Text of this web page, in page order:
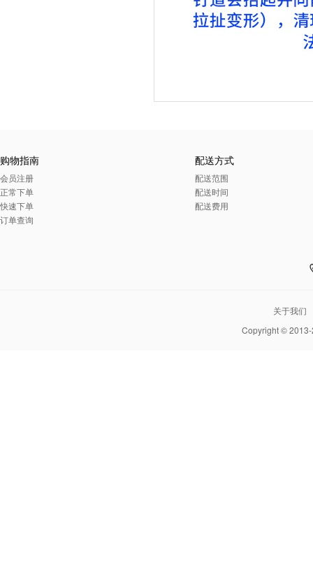
购物指南
会员注册
正常下单
快速下单
订单查询
配送方式
配送范围
配送时间
配送费用
关于我们
Copyright ©